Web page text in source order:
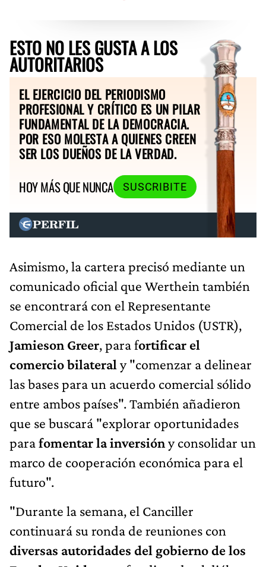
ESTO NO LES GUSTA A LOS
AUTORITARIOS
EL EJERCICIO DEL PERIODISMO
PROFESIONAL Y CRÍTICO ES UN PILAR
FUNDAMENTAL DE LA DEMOCRACIA.
POR ESO MOLESTA A QUIENES CREEN
SER LOS DUEÑOS DE LA VERDAD.
HOY MÁS QUE NUNCA
SUSCRIBITE
Asimismo, la cartera precisó mediante un
comunicado oficial que Werthein también
se encontrará con el Representante
Comercial de los Estados Unidos (USTR),
Jamieson Greer, para fortificar el
comercio bilateral y "comenzar a delinear
las bases para un acuerdo comercial sólido
entre ambos países". También añadieron
que se buscará "explorar oportunidades
parafomentar la inversióny consolidar un
marco de cooperación económica para el
futuro".
"Durante la semana, el Canciller
continuará su ronda de reuniones con
diversas autoridades del gobierno de los